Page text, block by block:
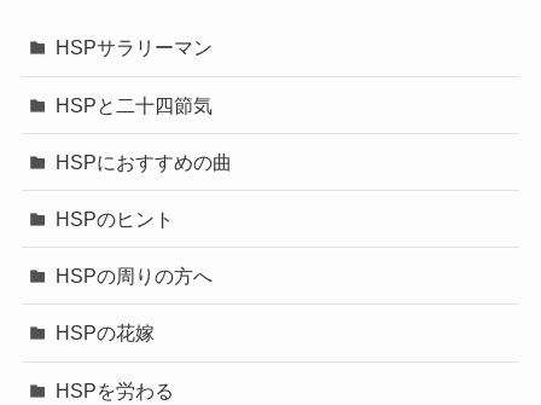
HSPサラリーマン
HSPと二十四節気
HSPにおすすめの曲
HSPのヒント
HSPの周りの方へ
HSPの花嫁
HSPを労わる